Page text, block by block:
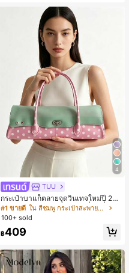
4
TUU
กระเป๋าบาแก็ตลายจุดวินเทจใหม่ปี 20
26 สำหรับผู้หญิง กระเป๋าเจลลี่แฟชั่นสไ
ตล์หวาน ความจุขนาดใหญ่ กระเป๋าสะ
#1 ขายดี
ใน สีชมพู กระเป๋าสะพายผู้หญิง
100+ sold
฿409